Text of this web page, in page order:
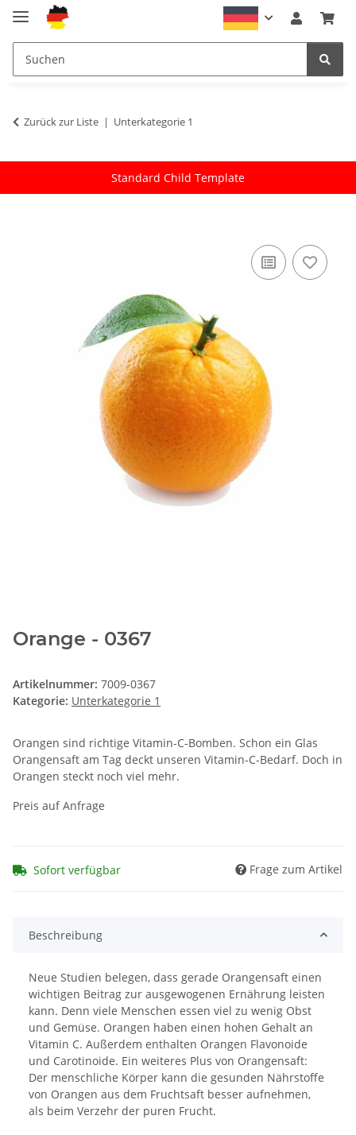
Zurück zur Liste Unterkategorie 1
Standard Child Template
Orange - 0367
Artikelnummer: 7009-0367
Kategorie: Unterkategorie 1
Orangen sind richtige Vitamin-C-Bomben. Schon ein Glas
Orangensaft am Tag deckt unseren Vitamin-C-Bedarf. Doch in
Orangen steckt noch viel mehr.
Preis auf Anfrage
Sofort verfügbar Frage zum Artikel
Beschreibung
Neue Studien belegen, dass gerade Orangensaft einen
wichtigen Beitrag zur ausgewogenen Ernährung leisten
kann. Denn viele Menschen essen viel zu wenig Obst
und Gemüse. Orangen haben einen hohen Gehalt an
Vitamin C. Außerdem enthalten Orangen Flavonoide
und Carotinoide. Ein weiteres Plus von Orangensaft:
Der menschliche Körper kann die gesunden Nährstoffe
von Orangen aus dem Fruchtsaft besser aufnehmen,
als beim Verzehr der puren Frucht.